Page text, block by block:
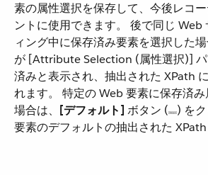
素の属性選択を保存して、今後レコ
ントに使用できます。 後で同じ Web
ィング中に保存済み要素を選択した
が [Attribute Selection (属性選択)]
済みと表示され、抽出された XPath
れます。 特定の Web 要素に保存済
場合は、​
[デフォルト] ​ ボタン (​
​) を
要素のデフォルトの抽出された XPath